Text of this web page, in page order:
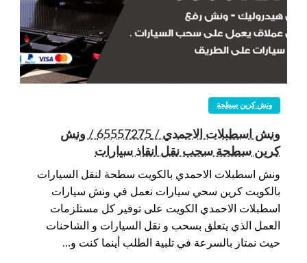
ونش كرين سطحة
ونش اسطبلات الاحمدي / 65557275 / ونش
كرين سطحة سحب نقل انقاذ سيارات
ونش اسطبلات الاحمدي بالكويت سطحة لنقل السيارات
بالكويت كرين سحي سيارات نعمل في ونش سيارات
اسطبلات الاحمدي الكويت على توفير كل مستلزمات
العمل الذي يتعلق بسحب و نقل السيارات و الشاحنات
حيث نمتاز بالسرعة في تلبية الطلب أينما كنت و…